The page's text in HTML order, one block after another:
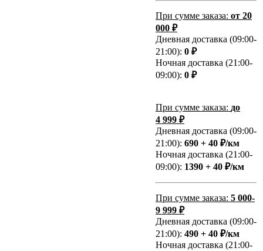
При сумме заказа: от 20
000 ₽
Дневная доставка (09:00-
21:00): 0 ₽
Ночная доставка (21:00-
09:00): 0 ₽
При сумме заказа: до
4 999 ₽
Дневная доставка (09:00-
21:00): 690 + 40 ₽/км
Ночная доставка (21:00-
09:00): 1390 + 40 ₽/км
При сумме заказа: 5 000-
9 999 ₽
Дневная доставка (09:00-
21:00): 490 + 40 ₽/км
Ночная доставка (21:00-